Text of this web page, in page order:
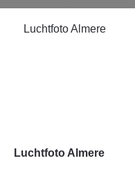
Luchtfoto Almere